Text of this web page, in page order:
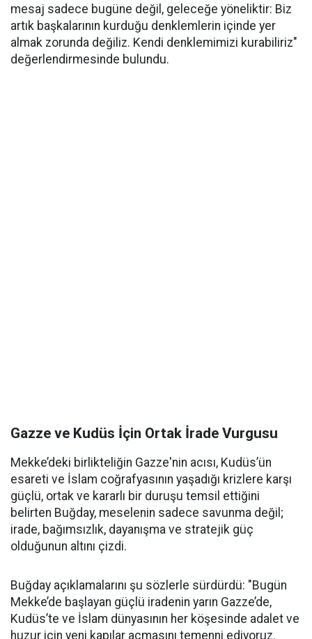
mesaj sadece bugüne değil, geleceğe yöneliktir: Biz
artık başkalarının kurduğu denklemlerin içinde yer
almak zorunda değiliz. Kendi denklemimizi kurabiliriz"
değerlendirmesinde bulundu.
Gazze ve Kudüs İçin Ortak İrade Vurgusu
Mekke’deki birlikteliğin Gazze'nin acısı, Kudüs’ün
esareti ve İslam coğrafyasının yaşadığı krizlere karşı
güçlü, ortak ve kararlı bir duruşu temsil ettiğini
belirten Buğday, meselenin sadece savunma değil;
irade, bağımsızlık, dayanışma ve stratejik güç
olduğunun altını çizdi.
Buğday açıklamalarını şu sözlerle sürdürdü: "Bugün
Mekke’de başlayan güçlü iradenin yarın Gazze’de,
Kudüs’te ve İslam dünyasının her köşesinde adalet ve
huzur için yeni kapılar açmasını temenni ediyoruz.